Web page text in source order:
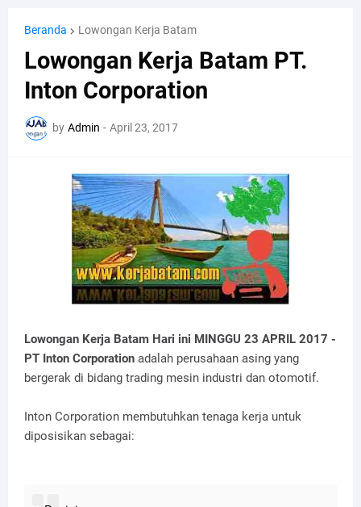
Beranda Lowongan Kerja Batam
Lowongan Kerja Batam PT.
Inton Corporation
by Admin - April 23, 2017
Lowongan Kerja Batam Hari ini MINGGU 23 APRIL 2017 -
PT Inton Corporation adalah perusahaan asing yang
bergerak di bidang trading mesin industri dan otomotif.
Inton Corporation membutuhkan tenaga kerja untuk
diposisikan sebagai: